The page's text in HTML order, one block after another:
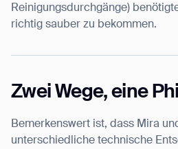
Reinigungsdurchgänge)
richtig sauber zu bekommen.
Zwei Wege, eine
Bemerkenswert ist, dass Mira
unterschiedliche technische